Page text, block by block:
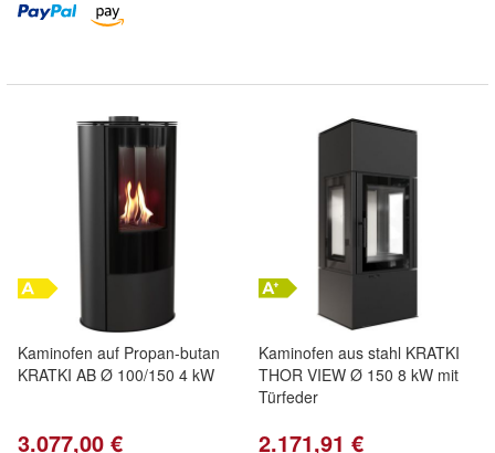
Kaminofen auf Propan-butan
KRATKI AB Ø 100/150 4 kW
3.077,00 €
Kaminofen aus stahl KRATKI
THOR VIEW Ø 150 8 kW mit
Türfeder
2.171,91 €